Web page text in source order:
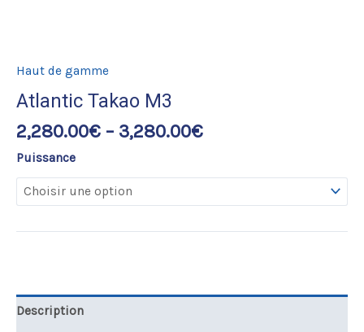
Haut de gamme
Atlantic Takao M3
2,280.00€ – 3,280.00€
Puissance
Description